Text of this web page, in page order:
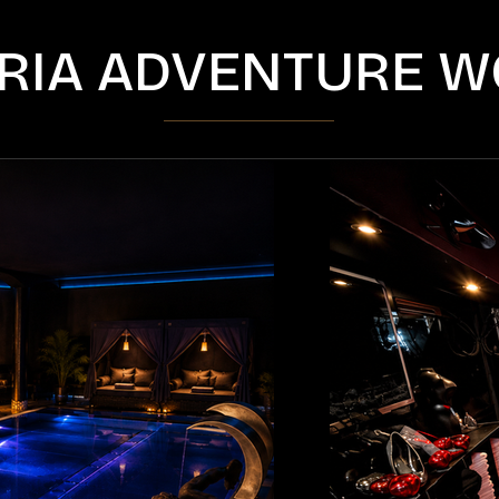
ADVENTURE